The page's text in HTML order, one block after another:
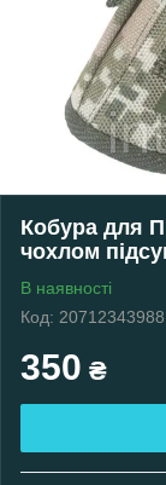
Кобура для
чохлом
В наявності
Код:
350 ₴